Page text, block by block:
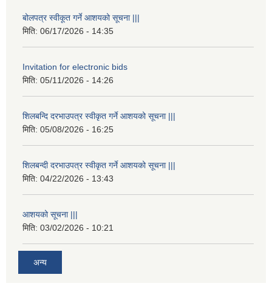
बोलपत्र स्वीकूत गर्ने आशयको सूचना |||
मिति: 06/17/2026 - 14:35
Invitation for electronic bids
मिति: 05/11/2026 - 14:26
शिलबन्दि दरभाउपत्र स्वीकृत गर्ने आशयको सूचना |||
मिति: 05/08/2026 - 16:25
शिलबन्दी दरभाउपत्र स्वीकृत गर्ने आशयको सूचना |||
मिति: 04/22/2026 - 13:43
आशयको सूचना |||
मिति: 03/02/2026 - 10:21
अन्य